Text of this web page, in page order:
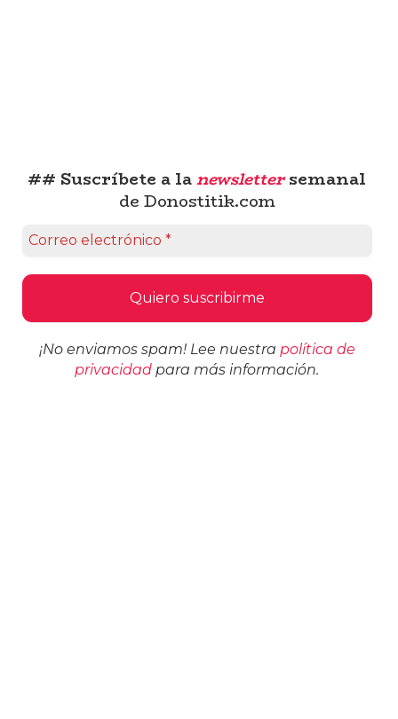
## Suscríbete a lanewslettersemanal
de Donostitik.com
¡No enviamos spam! Lee nuestra política de
privacidad para más información.